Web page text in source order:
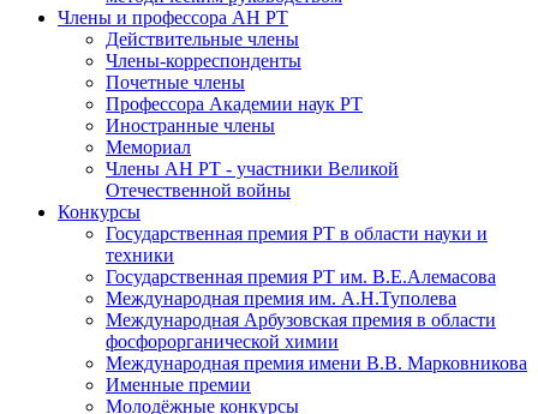
Члены и профессора АН РТ
Действительные члены
Члены-корреспонденты
Почетные члены
Профессора Академии наук РТ
Иностранные члены
Мемориал
Члены АН РТ - участники Великой
Отечественной войны
Конкурсы
Государственная премия РТ в области науки и
техники
Государственная премия РТ им. В.Е.Алемасова
Международная премия им. А.Н.Туполева
Международная Арбузовская премия в области
фосфорорганической химии
Международная премия имени В.В. Марковникова
Именные премии
Молодёжные конкурсы